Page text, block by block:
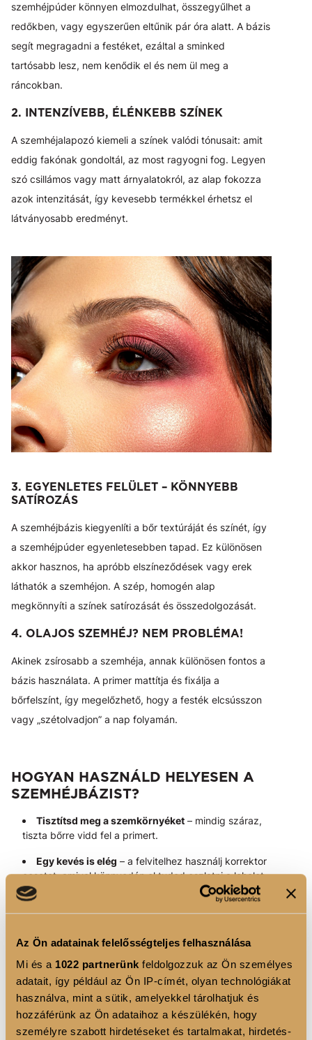
Az Ön adatainak felelősségteljes felhasználása
Mi és a 1022 partnerünk feldolgozzuk az Ön személyes
adatait, így például az Ön IP-címét, olyan technológiákat
használva, mint a sütik, amelyekkel tárolhatjuk és
hozzáférünk az Ön adataihoz a készülékén, hogy
személyre szabott hirdetéseket és tartalmakat, hirdetés-
szemhéjpúder könnyen elmozdulhat, összegyűlhet a
redőkben, vagy egyszerűen eltűnik pár óra alatt. A bázis
segít megragadni a festéket, ezáltal a sminked
tartósabb lesz, nem kenődik el és nem ül meg a
ráncokban.
2. INTENZÍVEBB, ÉLÉNKEBB SZÍNEK
A szemhéjalapozó kiemeli a színek valódi tónusait: amit
eddig fakónak gondoltál, az most ragyogni fog. Legyen
szó csillámos vagy matt árnyalatokról, az alap fokozza
azok intenzitását, így kevesebb termékkel érhetsz el
látványosabb eredményt.
3. EGYENLETES FELÜLET – KÖNNYEBB
SATÍROZÁS
A szemhéjbázis kiegyenlíti a bőr textúráját és színét, így
a szemhéjpúder egyenletesebben tapad. Ez különösen
akkor hasznos, ha apróbb elszíneződések vagy erek
láthatók a szemhéjon. A szép, homogén alap
megkönnyíti a színek satírozását és összedolgozását.
4. OLAJOS SZEMHÉJ? NEM PROBLÉMA!
Akinek zsírosabb a szemhéja, annak különösen fontos a
bázis használata. A primer mattítja és fixálja a
bőrfelszínt, így megelőzhető, hogy a festék elcsússzon
vagy „szétolvadjon” a nap folyamán.
HOGYAN HASZNÁLD HELYESEN A
SZEMHÉJBÁZIST?
Tisztítsd meg a szemkörnyéket – mindig száraz,
tiszta bőrre vidd fel a primert.
Egy kevés is elég – a felvitelhez használj korrektor
ecsetet, amivel könnyedén el tudod oszlatni a lehelet
vékony réteget a szemhéjon.
Dolgozd el egyenletesen– sokkal
mint ujjbeggyel.
Várj pár másodpercet – mielőtt felviszed a
szemhéjpúdert, hagyd, hogy a bázis „megkössön” a
bőrön.
Fixálás (opcionális) – a szemhéjpúder bázist